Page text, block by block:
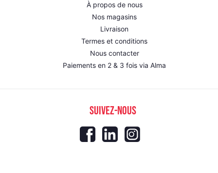
À propos de nous
Nos magasins
Livraison
Termes et conditions
Nous contacter
Paiements en 2 & 3 fois via Alma
SUIVEZ-NOUS